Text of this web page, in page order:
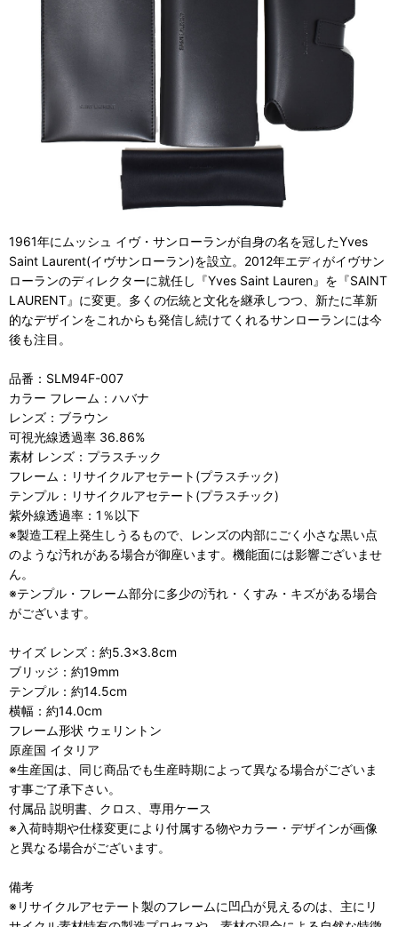
1961年にムッシュ イヴ・サンローランが自身の名を冠したYves
Saint Laurent(イヴサンローラン)を設立。2012年エディがイヴサン
ローランのディレクターに就任し『Yves Saint Lauren』を『SAINT
LAURENT』に変更。多くの伝統と文化を継承しつつ、新たに革新
的なデザインをこれからも発信し続けてくれるサンローランには今
後も注目。
品番：SLM94F-007
カラー フレーム：ハバナ
レンズ：ブラウン
可視光線透過率 36.86%
素材 レンズ：プラスチック
フレーム：リサイクルアセテート(プラスチック)
テンプル：リサイクルアセテート(プラスチック)
紫外線透過率：1％以下
※製造工程上発生しうるもので、レンズの内部にごく小さな黒い点
のような汚れがある場合が御座います。機能面には影響ございませ
ん。
※テンプル・フレーム部分に多少の汚れ・くすみ・キズがある場合
がございます。
サイズ レンズ：約5.3×3.8cm
ブリッジ：約19mm
テンプル：約14.5cm
横幅：約14.0cm
フレーム形状 ウェリントン
原産国 イタリア
※生産国は、同じ商品でも生産時期によって異なる場合がございま
す事ご了承下さい。
付属品 説明書、クロス、専用ケース
※入荷時期や仕様変更により付属する物やカラー・デザインが画像
と異なる場合がございます。
備考
※リサイクルアセテート製のフレームに凹凸が見えるのは、主にリ